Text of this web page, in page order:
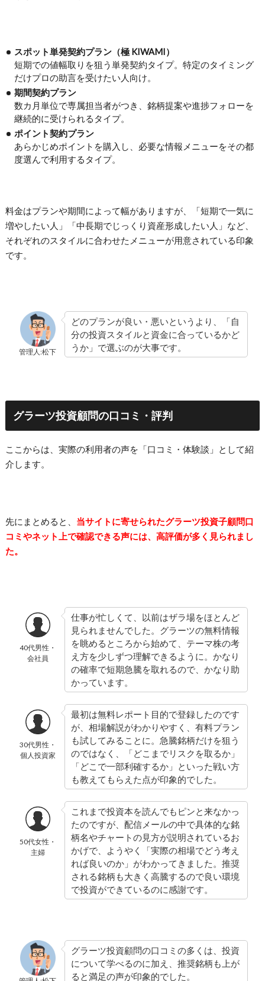
スポット単発契約プラン（極 KIWAMI）
短期での値幅取りを狙う単発契約タイプ。特定のタイミング
だけプロの助言を受けたい人向け。
期間契約プラン
数カ月単位で専属担当者がつき、銘柄提案や進捗フォローを
継続的に受けられるタイプ。
ポイント契約プラン
あらかじめポイントを購入し、必要な情報メニューをその都
度選んで利用するタイプ。
料金はプランや期間によって幅がありますが、「短期で一気に
増やしたい人」「中長期でじっくり資産形成したい人」など、
それぞれのスタイルに合わせたメニューが用意されている印象
です。
管理人:松下
どのプランが良い・悪いというより、「自
分の投資スタイルと資金に合っているかど
うか」で選ぶのが大事です。
グラーツ投資顧問の口コミ・評判
ここからは、実際の利用者の声を「口コミ・体験談」として紹
介します。
先にまとめると、 当サイトに寄せられたグラーツ投資子顧問口
コミやネット上で確認できる声には、高評価が多く見られまし
た。
40代男性・
会社員
仕事が忙しくて、以前はザラ場をほとんど
見られませんでした。グラーツの無料情報
を眺めるところから始めて、テーマ株の考
え方を少しずつ理解できるように。かなり
の確率で短期急騰を取れるので、かなり助
かっています。
30代男性・
個人投資家
最初は無料レポート目的で登録したのです
が、相場解説がわかりやすく、有料プラン
も試してみることに。急騰銘柄だけを狙う
のではなく、「どこまでリスクを取るか」
「どこで一部利確するか」といった戦い方
も教えてもらえた点が印象的でした。
50代女性・
主婦
これまで投資本を読んでもピンと来なかっ
たのですが、配信メールの中で具体的な銘
柄名やチャートの見方が説明されているお
かげで、ようやく「実際の相場でどう考え
れば良いのか」がわかってきました。推奨
される銘柄も大きく高騰するので良い環境
で投資ができているのに感謝です。
グラーツ投資顧問の口コミの多くは、投資
について学べるのに加え、推奨銘柄も上が
ると満足の声が印象的でした。